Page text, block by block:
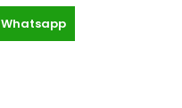
Whatsapp